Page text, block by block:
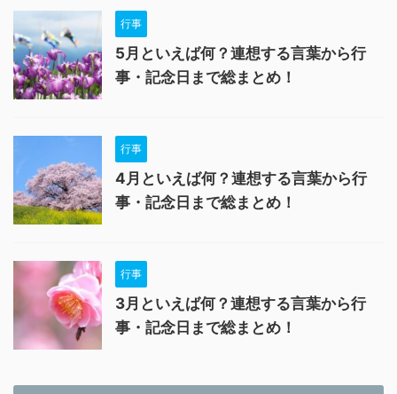
行事
5月といえば何？連想する言葉から行
事・記念日まで総まとめ！
行事
4月といえば何？連想する言葉から行
事・記念日まで総まとめ！
行事
3月といえば何？連想する言葉から行
事・記念日まで総まとめ！